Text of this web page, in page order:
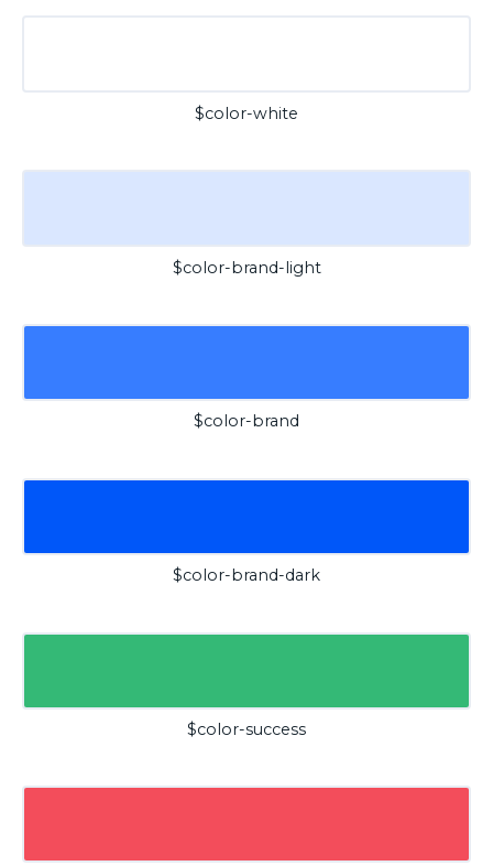
$color-white
$color-brand-light
$color-brand
$color-brand-dark
$color-success